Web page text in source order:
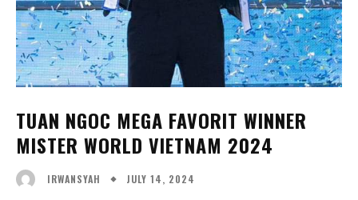
TUAN NGOC MEGA FAVORIT WINNER
MISTER WORLD VIETNAM 2024
IRWANSYAH JULY 14, 2024